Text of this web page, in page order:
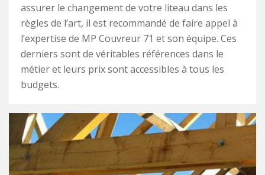
assurer le changement de votre liteau dans les
règles de l’art, il est recommandé de faire appel à
l’expertise de MP Couvreur 71 et son équipe. Ces
derniers sont de véritables références dans le
métier et leurs prix sont accessibles à tous les
budgets.